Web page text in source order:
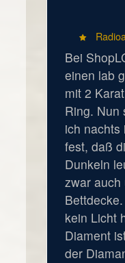
Bei
einen lab
mit 2
Ring. Nun
ich nachts
fest, daß
Dunkeln
zwar auch
kein Licht
Diament
der